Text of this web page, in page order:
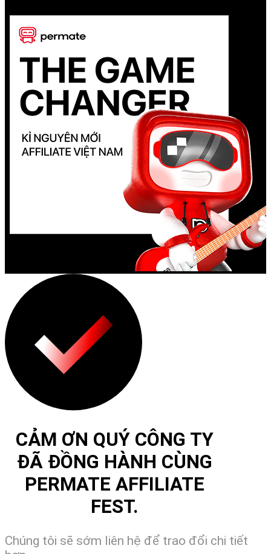
CẢM ƠN QUÝ CÔNG TY
ĐÃ ĐỒNG HÀNH CÙNG
PERMATE AFFILIATE
FEST.
Chúng tôi sẽ sớm liên hệ để trao đổi chi tiết